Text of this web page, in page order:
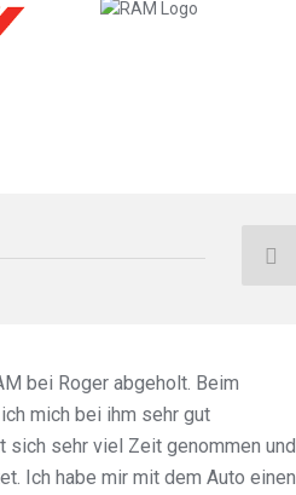
bei Roger abgeholt. Beim
mich bei ihm sehr gut
sich sehr viel Zeit genommen und
Ich habe mir mit dem Auto einen